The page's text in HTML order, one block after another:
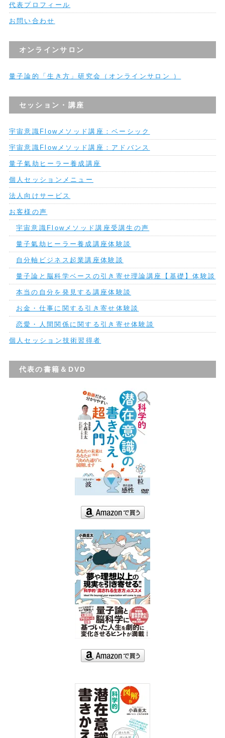
代表プロフィール
お問い合わせ
オンラインサロン
量子論的「生き方」研究会（オンラインサロン ）
セッション・講座
宇宙意識Flowメソッド講座：ベーシック
宇宙意識Flowメソッド講座：アドバンス
量子氣劫ヒーラー養成講座
個人セッションメニュー
法人向けサービス
お客様の声
宇宙意識Flowメソッド講座受講生の声
量子氣劫ヒーラー養成講座体験談
自分軸ビジネス起業講座体験談
量子論と脳科学ベースの引き寄せ理論講座【基礎】体験談
本当の自分を発見する講座体験談
お金・仕事に関する引き寄せ体験談
恋愛・人間関係に関する引き寄せ体験談
個人セッション技術習得者
代表の書籍＆DVD